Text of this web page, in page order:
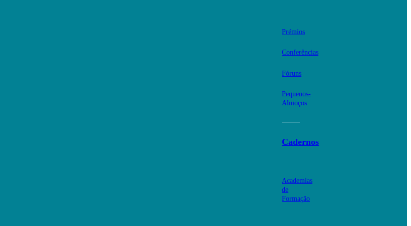
Prémios
Conferências
Fóruns
Pequenos-
Almoços
Cadernos
Academias
de
Formação